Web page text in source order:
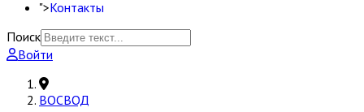
">Контакты
Поиск
Войти
ВОСВОД